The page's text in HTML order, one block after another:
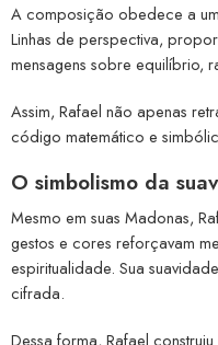
A composição obedece a
Linhas de perspectiva,
mensagens sobre equilíbrio,
Assim, Rafael não apenas
código matemático e
O simbolismo da
Mesmo em suas Madonas,
gestos e cores reforçavam
espiritualidade. Sua
cifrada.
Dessa forma, Rafael